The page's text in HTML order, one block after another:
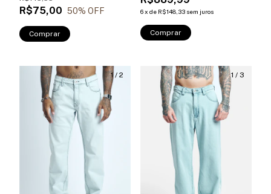
R$75,00 50% OFF
Comprar
6x de R$148,33 sem juros
Comprar
1/ 2 1 / 3